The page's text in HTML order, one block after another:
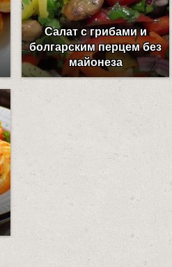
Салат с грибами и
болгарским перцем без
майонеза